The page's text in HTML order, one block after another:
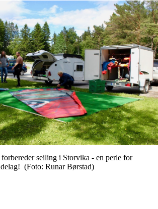
seiling i Storvika - en perle for
(Foto: Runar Børstad)